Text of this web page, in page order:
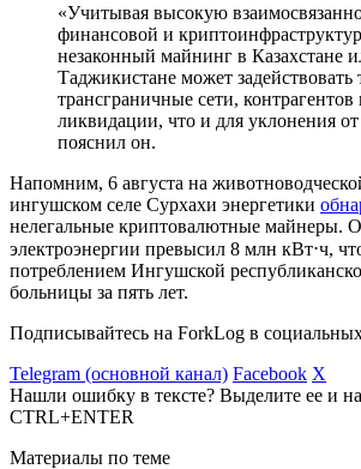
«Учитывая высокую
финансовой и
незаконный майнинг в Казахстане
Таджикистане может задействовать
трансграничные сети,
ликвидации, что и для уклонения
пояснил он.
Напомним, 6 августа на
ингушском селе Сурхахи энергетики
нелегальные криптовалютные майнеры.
электроэнергии превысил 8 млн кВт⋅ч,
потреблением Ингушской
больницы за пять лет.
Подписывайтесь на ForkLog в
Telegram (основной канал) Facebook X
Нашли ошибку в тексте? Выделите ее и
CTRL+ENTER
Материалы по теме